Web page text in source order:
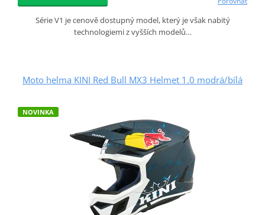
Série V1 je cenově dostupný model, který je však nabitý
technologiemi z vyšších modelů…
Moto helma KINI Red Bull MX3 Helmet 1.0 modrá/bílá
NOVINKA